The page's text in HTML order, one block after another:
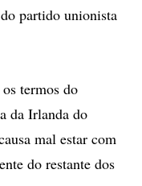
partido unionista
termos do
da Irlanda do
mal estar com
do restante dos